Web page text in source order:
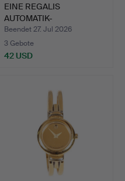
EINE REGALIS
AUTOMATIK-
ARMBANDUHR.
Beendet 27. Jul 2026
3 Gebote
42 USD